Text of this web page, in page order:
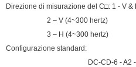
Direzione di misurazione del C□: 1 - V &
2 – V (4~300 hertz)
3 – H (4~300 hertz)
Configurazione standard:
DC-CD-6 - A2